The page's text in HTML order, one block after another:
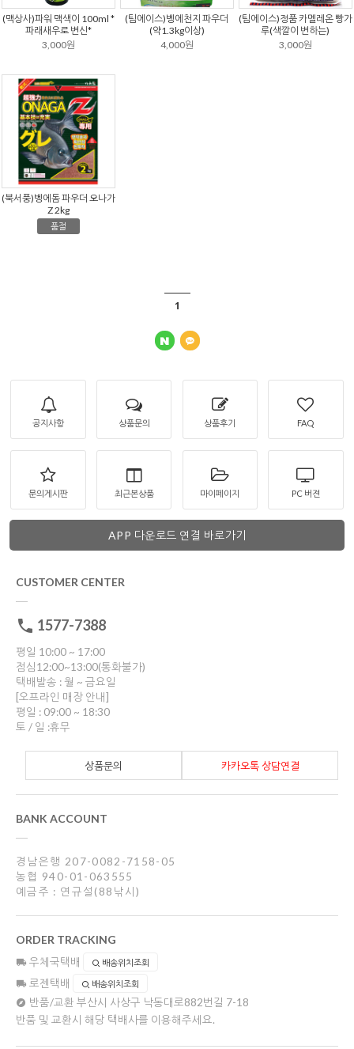
(맥상사)파워 맥색이 100ml *
파래새우로 변신*
3,000원
(팀에이스)벵에천지 파우더
(약1.3kg이상)
4,000원
(팀에이스)정품 카멜레온 빵가
루(색깔이 변하는)
3,000원
(북서풍)벵에돔 파우더 오나가
Z 2kg
품절
1
공지사항 상품문의 상품후기 FAQ
문의게시판 최근본상품 마이페이지 PC 버젼
APP 다운로드 연결 바로가기
CUSTOMER CENTER
1577-7388
평일 10:00 ~ 17:00
점심12:00~13:00(통화불가)
택배발송 : 월 ~ 금요일
[오프라인 매장 안내]
평일 : 09:00 ~ 18:30
토 / 일 :휴무
카카오톡 상담연결
상품문의
BANK ACCOUNT
경남은행 207-0082-7158-05
농협 940-01-063555
예금주 : 연규설(88낚시)
ORDER TRACKING
우체국택배 배송위치조회
로젠택배 배송위치조회
반품/교환 부산시 사상구 낙동대로882번길 7-18
반품 및 교환시 해당 택배사를 이용해주세요.